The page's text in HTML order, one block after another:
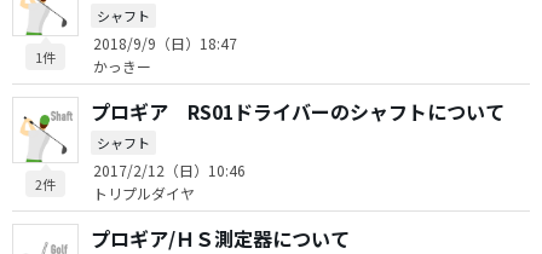
1件
シャフト
2018/9/9（日）18:47
かっきー
2件
プロギア RS01ドライバーのシャフトについて
シャフト
2017/2/12（日）10:46
トリプルダイヤ
プロギア/ＨＳ測定器について